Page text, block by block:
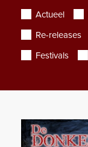
Actueel
Re-releases
Festivals